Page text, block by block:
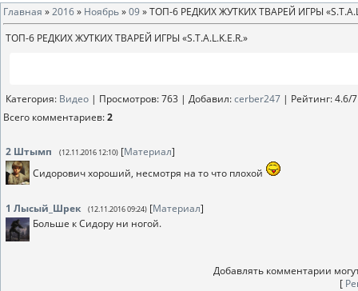
Главная »2016» Ноябрь»09» ТОП-6 РЕДКИХ ЖУТКИХ ТВАРЕЙ ИГРЫ
ТОП-6 РЕДКИХ ЖУТКИХ ТВАРЕЙ ИГРЫ «S.T.A.L.K.E.R.»
Категория: Видео | Просмотров: 763 | Добавил:cerber247 | Рейтинг:4.6/7
Всего комментариев:2
2 Штымп (12.11.2016 12:10) [Материал]
Сидорович хороший, несмотря на то что плохой
1 Лысый_Шрек (12.11.2016 09:24) [Материал]
Больше к Сидору ни ногой.
Добавлять комментарии
[